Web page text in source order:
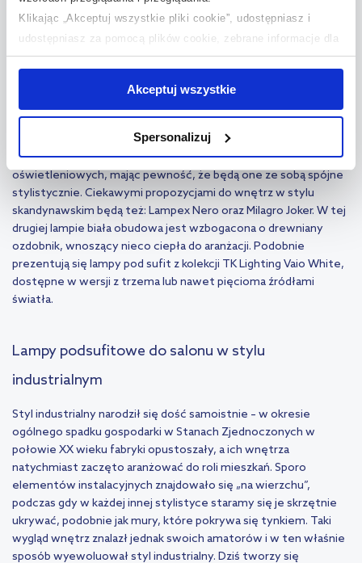
Klikając „Akceptuj wszystkie pliki cookie”, udostępniasz i
udostępniasz za pomocą plików cookie, zebrane informacje dla
użytkowników zewnętrznych, a także nasi partnerzy reklamowi.
jednak, że zablokowane niektóre pliki cookie mogą mieć wpływ
na sposób dostarczania treści niedostosowanych do potrzeb
Aby uzyskać więcej informacji na temat plików plików cookie,
kliknij „Ustawienia plików cookie”.Jeśli chcesz uzyskać więcej
informacji na temat plików cookie i tego, dlaczego ich przepisy,
przejdź do zakładek „Informacje o plikach cookie”.
Akceptuj wszystkie
Spersonalizuj
wygląda w przypadku oświetlenia. Podsufitowe modele lamp,
które dobrze sprawdzą się we wnętrzach w stylu
kolorystycznym. Są one dostępne w kształcie kulistym lub
podłużnym. Inną ciekawą serią produktową jest Mantra
Lua.
oferowane zarówno w kolorze białym, jak i popielatym. Seria
kinkietyilampy stojące
nabywca ma możliwość dobrać więcej produktów
oświetleniowych, mając pewność, że będą one ze sobą spójne
stylistycznie. Ciekawymi propozycjami do wnętrz w stylu
skandynawskim będą też: Lampex Nero oraz Milagro Joker. W tej
drugiej lampie biała obudowa jest wzbogacona o drewniany
ozdobnik, wnoszący nieco ciepła do aranżacji. Podobnie
prezentują się lampy pod sufit z kolekcji TK Lighting Vaio White,
dostępne w wersji z trzema lub nawet pięcioma źródłami
światła.
Lampy podsufitowe do salonu w stylu
industrialnym
Styl industrialny narodził się dość samoistnie – w okresie
ogólnego spadku gospodarki w Stanach Zjednoczonych w
połowie XX wieku fabryki opustoszały, a ich wnętrza
natychmiast zaczęto aranżować do roli mieszkań. Sporo
elementów instalacyjnych znajdowało się „na wierzchu”,
podczas gdy w każdej innej stylistyce staramy się je skrzętnie
ukrywać, podobnie jak mury, które pokrywa się tynkiem. Taki
wygląd wnętrz znalazł jednak swoich amatorów i w ten właśnie
sposób wyewoluował styl industrialny. Dziś tworzy się